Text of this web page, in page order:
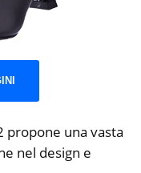
propone una vasta
nel design e